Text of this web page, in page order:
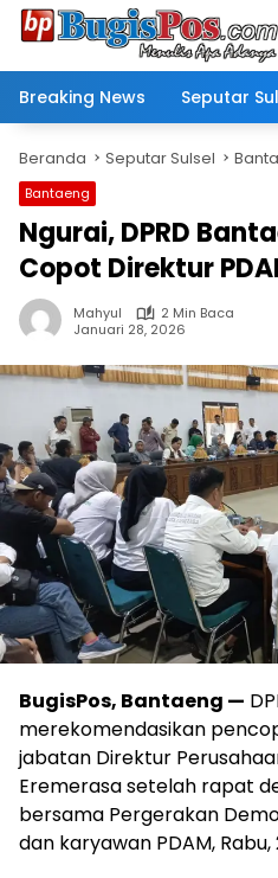
Langsung
Breaking News
Seputar
Beranda Seputar Sulsel
Bantaeng
Ngurai, DPRD
Copot Direktur
Mahyul
2 Min Baca
Januari 28, 2026
BugisPos, Bantaeng —
merekomendasikan
jabatan Direktur
Eremerasa setelah rapat
bersama Pergerakan
dan karyawan PDAM, Rabu,